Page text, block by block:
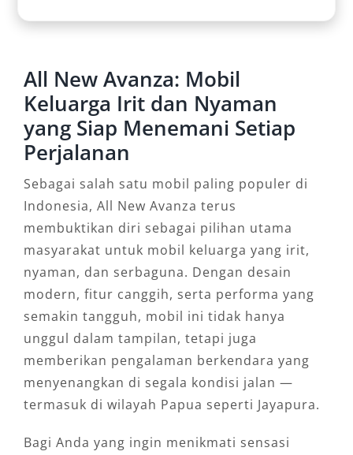
All New Avanza: Mobil
Keluarga Irit dan Nyaman
yang Siap Menemani Setiap
Perjalanan
Sebagai salah satu mobil paling populer di
Indonesia, All New Avanza terus
membuktikan diri sebagai pilihan utama
masyarakat untuk mobil keluarga yang irit,
nyaman, dan serbaguna. Dengan desain
modern, fitur canggih, serta performa yang
semakin tangguh, mobil ini tidak hanya
unggul dalam tampilan, tetapi juga
memberikan pengalaman berkendara yang
menyenangkan di segala kondisi jalan —
termasuk di wilayah Papua seperti Jayapura.
Bagi Anda yang ingin menikmati sensasi